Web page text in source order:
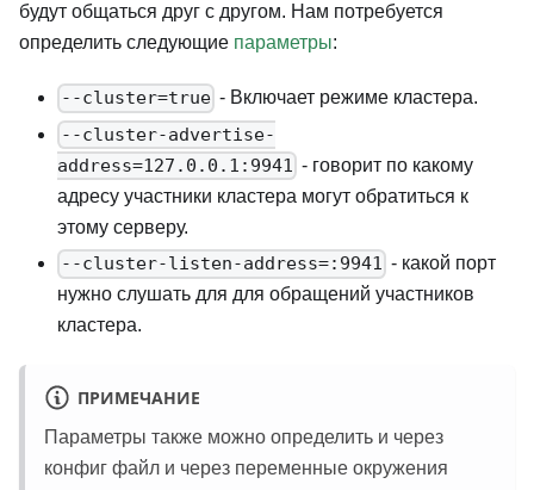
будут общаться друг с другом. Нам потребуется
определить следующие параметры:
--cluster=true - Включает режиме кластера.
--cluster-advertise-
address=127.0.0.1:9941 - говорит по какому
адресу участники кластера могут обратиться к
этому серверу.
--cluster-listen-address=:9941 - какой порт
нужно слушать для для обращений участников
кластера.
ПРИМЕЧАНИЕ
Параметры также можно определить и через
конфиг файл и через переменные окружения